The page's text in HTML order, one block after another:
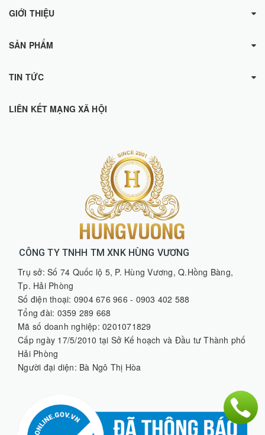
GIỚI THIỆU
SẢN PHẨM
TIN TỨC
LIÊN KẾT MẠNG XÃ HỘI
CÔNG TY TNHH TM XNK HÙNG VƯƠNG
Trụ sở: Số 74 Quốc lộ 5, P. Hùng Vương, Q.Hồng Bàng,
Tp. Hải Phòng
Số điện thoại: 0904 676 966 - 0903 402 588
Tổng đài: 0359 289 668
Mã số doanh nghiệp: 0201071829
Cấp ngày 17/5/2010 tại Sở Kế hoạch và Đầu tư Thành phố
Hải Phòng
Người đại diện: Bà Ngô Thị Hòa